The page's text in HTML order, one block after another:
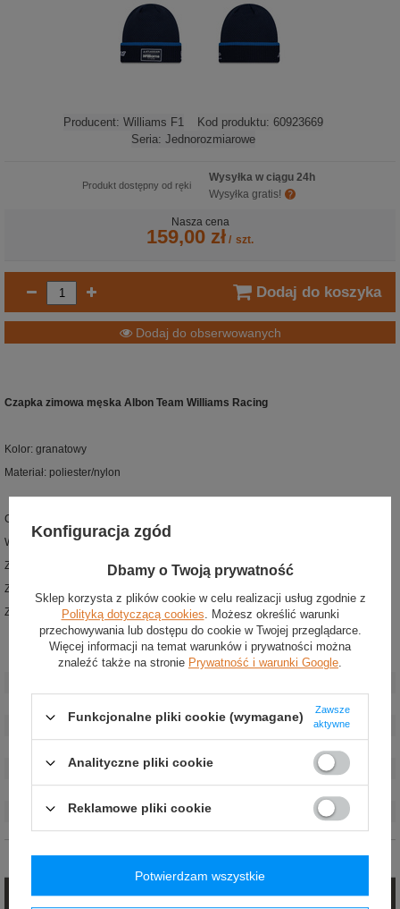
Producent: Williams F1 Kod produktu: 60923669
Seria: Jednorozmiarowe
Produkt dostępny od ręki
Wysyłka w ciągu 24h
Wysyłka gratis!
Nasza cena
159,00 zł / szt.
Dodaj do koszyka
Dodaj do obserwowanych
Czapka zimowa męska Albon Team Williams Racing
Kolor: granatowy
Materiał: poliester/nylon
Czapka zimowa z nowej kolekcji zespołu Atlassian Williams Racing
Wykonana z wysokiej jakości poliestru i nylonu
Zaprojektowana dla fanów Alexa Albona
Z przodu naszywka z logotypem zespołu
Z boku wyszywane logo New Era i numer 23
Stan:
Nowy
Grupa wiekowa
Dorośli
Marka:
Williams F1
Materiał: Poliester ,Nylon (poliamid)
Opinie (0)
Zadaj pytanie
Konfiguracja zgód
Dbamy o Twoją prywatność
Sklep korzysta z plików cookie w celu realizacji usług zgodnie z
Polityką dotyczącą cookies. Możesz określić warunki
przechowywania lub dostępu do cookie w Twojej przeglądarce.
Więcej informacji na temat warunków i prywatności można
znaleźć także na stronie Prywatność i warunki Google.
Funkcjonalne pliki cookie (wymagane)
Zawsze
aktywne
Analityczne pliki cookie
Reklamowe pliki cookie
Potwierdzam wszystkie